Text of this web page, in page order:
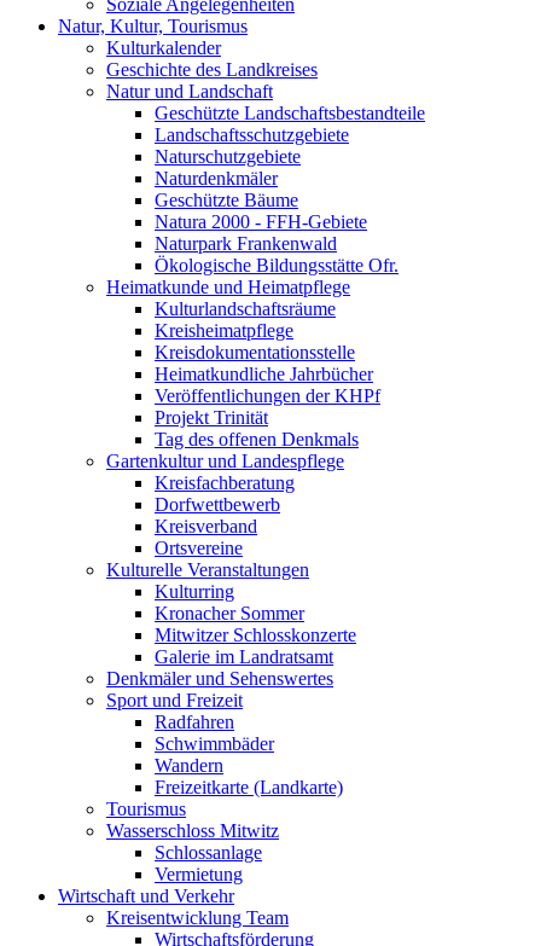
Soziale Angelegenheiten
Natur, Kultur, Tourismus
Kulturkalender
Geschichte des Landkreises
Natur und Landschaft
Geschützte Landschaftsbestandteile
Landschaftsschutzgebiete
Naturschutzgebiete
Naturdenkmäler
Geschützte Bäume
Natura 2000 - FFH-Gebiete
Naturpark Frankenwald
Ökologische Bildungsstätte Ofr.
Heimatkunde und Heimatpflege
Kulturlandschaftsräume
Kreisheimatpflege
Kreisdokumentationsstelle
Heimatkundliche Jahrbücher
Veröffentlichungen der KHPf
Projekt Trinität
Tag des offenen Denkmals
Gartenkultur und Landespflege
Kreisfachberatung
Dorfwettbewerb
Kreisverband
Ortsvereine
Kulturelle Veranstaltungen
Kulturring
Kronacher Sommer
Mitwitzer Schlosskonzerte
Galerie im Landratsamt
Denkmäler und Sehenswertes
Sport und Freizeit
Radfahren
Schwimmbäder
Wandern
Freizeitkarte (Landkarte)
Tourismus
Wasserschloss Mitwitz
Schlossanlage
Vermietung
Wirtschaft und Verkehr
Kreisentwicklung Team
Wirtschaftsförderung